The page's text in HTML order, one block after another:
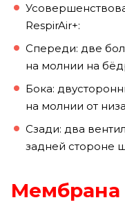
RespirAir+:
Спереди: две
на молнии на
Бока:
на молнии от
Сзади: два
задней стороне
Мембрана